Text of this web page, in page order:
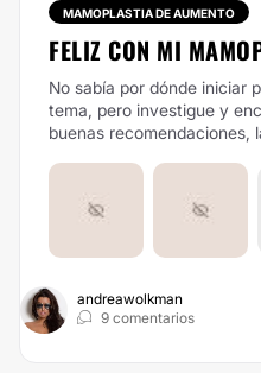
MAMOPLASTIA DE AUMENTO
FELIZ CON MI
No sabía por dónde iniciar
tema, pero investigue y
buenas recomendaciones,
andreawolkman
9 comentarios